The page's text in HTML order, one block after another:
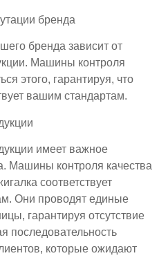
бренда
бренда зависит от
Машины контроля
этого, гарантируя, что
вашим стандартам.
имеет важное
Машины контроля качества
соответствует
Они проводят единые
гарантируя отсутствие
последовательность
которые ожидают